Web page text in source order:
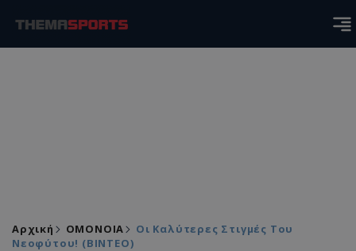
Αρχική ΟΜΟΝΟΙΑ
Οι Καλύτερες Στιγμές Του
Νεοφύτου! (ΒΙΝΤΕΟ)